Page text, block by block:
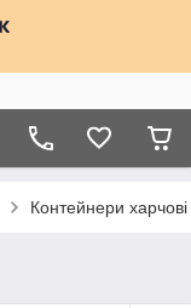
Контейнери харчові